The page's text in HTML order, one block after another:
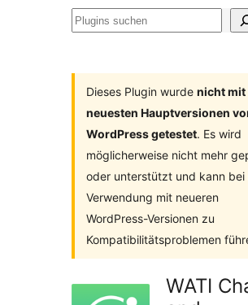
Plugins
Dieses Plugin wurde nicht mit
neuesten Hauptversionen
WordPress getestet. Es wird
möglicherweise nicht mehr
oder unterstützt und kann bei
Verwendung mit neueren
WordPress-Versionen zu
Kompatibilitätsproblemen
WATI